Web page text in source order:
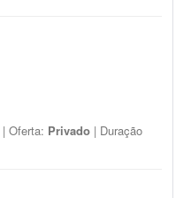
| Oferta: Privado | Duração